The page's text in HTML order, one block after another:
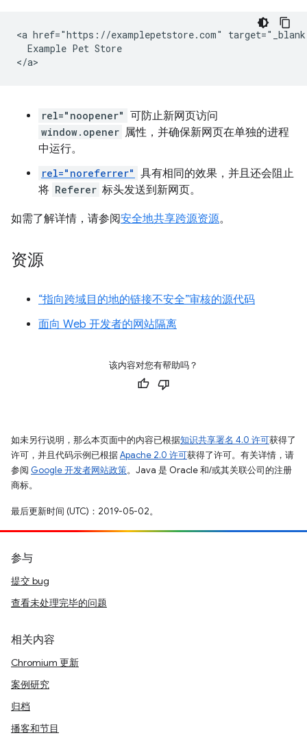
<a href="https://examplepetstore.com"
  Example Pet Store
rel="noopener" 可防止新网页访问
window.opener 属性，并确保新网页在单独的进程
中运行。
rel="noreferrer" 具有相同的效果，并且还会阻止
将 Referer 标头发送到新网页。
如需了解详情，请参阅安全地共享跨源资源。
资源
“指向跨域目的地的链接不安全”审核的源代码
面向 Web 开发者的网站隔离
该内容对您有帮助吗？
如未另行说明，那么本页面中的内容已根据知识共享署名 4.0 许可获得了
许可，并且代码示例已根据Apache 2.0 许可获得了许可。有关详情，请
参阅 Google 开发者网站政策。Java 是 Oracle 和/或其关联公司的注册
商标。
最后更新时间 (UTC)：2019-05-02。
参与
提交 bug
查看未处理完毕的问题
相关内容
Chromium 更新
案例研究
归档
播客和节目